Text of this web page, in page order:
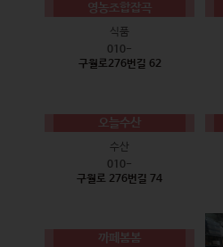
영농조합잡곡
식품
010-
구월로276번길 62
오늘수산
수산
010-
구월로 276번길 74
까페봄봄